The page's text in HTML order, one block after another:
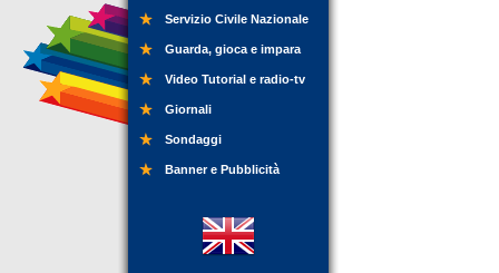
Servizio Civile Nazionale
Guarda, gioca e impara
Video Tutorial e radio-tv
Giornali
Sondaggi
Banner e Pubblicità